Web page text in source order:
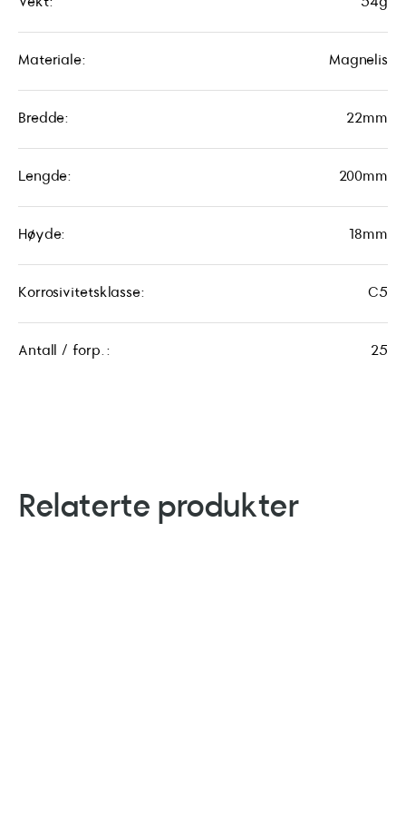
Materiale: Magnelis
Bredde: 22mm
Lengde: 200mm
Høyde: 18mm
Korrosivitetsklasse: C5
Antall / forp.: 25
Relaterte produkter